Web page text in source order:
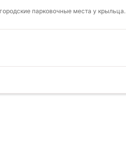
парковочные места у крыльца.